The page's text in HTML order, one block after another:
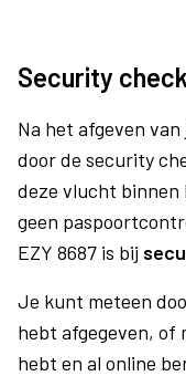
Security
Na het afgeven
door de security
deze vlucht binnen
geen
EZY 8687 is bij
Je kunt meteen
hebt afgegeven, of
hebt en al online